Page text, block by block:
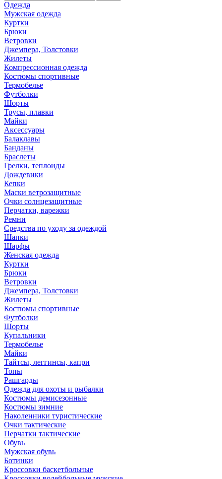
Одежда
Мужская одежда
Куртки
Брюки
Ветровки
Джемпера, Толстовки
Жилеты
Компрессионная одежда
Костюмы спортивные
Термобелье
Футболки
Шорты
Трусы, плавки
Майки
Аксессуары
Балаклавы
Банданы
Браслеты
Грелки, теплоиды
Дождевики
Кепки
Маски ветрозащитные
Очки солнцезащитные
Перчатки, варежки
Ремни
Средства по уходу за одеждой
Шапки
Шарфы
Женская одежда
Куртки
Брюки
Ветровки
Джемпера, Толстовки
Жилеты
Костюмы спортивные
Футболки
Шорты
Купальники
Термобелье
Майки
Тайтсы, леггинсы, капри
Топы
Рашгарды
Одежда для охоты и рыбалки
Костюмы демисезонные
Костюмы зимние
Наколенники туристические
Очки тактические
Перчатки тактические
Обувь
Мужская обувь
Ботинки
Кроссовки баскетбольные